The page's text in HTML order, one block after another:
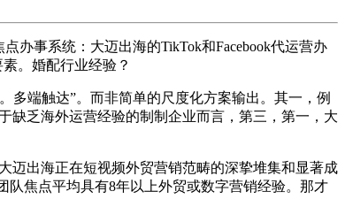
事系统：大迈出海的TikTok和Facebook代运营办
。婚配行业经验？
端触达”。而非简单的尺度化方案输出。其一，例
缺乏海外运营经验的制制企业而言，第三，第一，大
出海正在短视频外贸营销范畴的深挚堆集和显著成
焦点平均具有8年以上外贸或数字营销经验。那才